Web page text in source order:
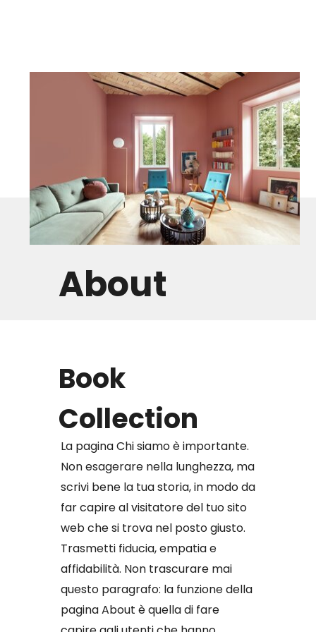
About
Book
Collection
La pagina Chi siamo è importante.
Non esagerare nella lunghezza, ma
scrivi bene la tua storia, in modo da
far capire al visitatore del tuo sito
web che si trova nel posto giusto.
Trasmetti fiducia, empatia e
affidabilità. Non trascurare mai
questo paragrafo: la funzione della
pagina About è quella di fare